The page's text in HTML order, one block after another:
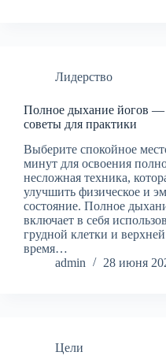
Лидерство
Полное дыхание йогов —
советы для практики
Выберите спокойное
минут для освоения
несложная техника,
улучшить физическое и
состояние. Полное
включает в себя
грудной клетки и
время…
admin
28 июня
Цели